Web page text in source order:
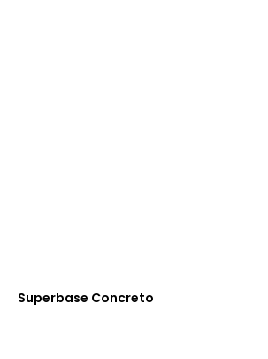
Superbase Concreto